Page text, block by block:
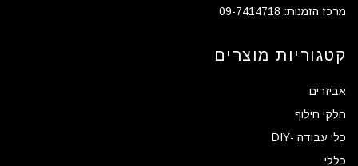
מרכז הזמנות: 09-7414718
קטגוריות מוצרים
אביזרים
חלקי חילוף
כלי עבודה -DIY
כללי